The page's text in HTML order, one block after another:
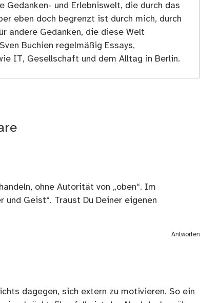
Gedanken- und Erlebniswelt, die durch das
eben doch begrenzt ist durch mich, durch
andere Gedanken, die diese Welt
Buchien regelmäßig Essays,
IT, Gesellschaft und dem Alltag in Berlin.
ohne Autorität von „oben“. Im
und Geist“. Traust Du Deiner eigenen
Antworten
dagegen, sich extern zu motivieren. So ein